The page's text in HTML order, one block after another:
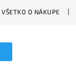
VŠETKO O NÁKUPE